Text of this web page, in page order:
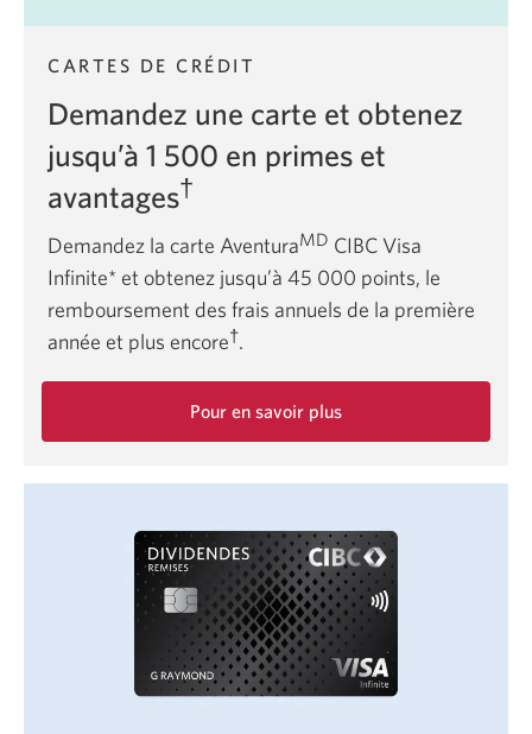
CARTES DE CRÉDIT
Demandez une carte et obtenez
jusqu’à 1 500 en primes et
avantages†
Demandez la carte AventuraMD CIBC Visa
Infinite* et obtenez jusqu’à 45 000 points, le
remboursement des frais annuels de la première
année et plus encore†.
Pour en savoir plus
Infinite.